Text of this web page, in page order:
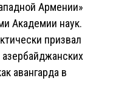
Армении»
Академии наук.
призвал
авангарда в